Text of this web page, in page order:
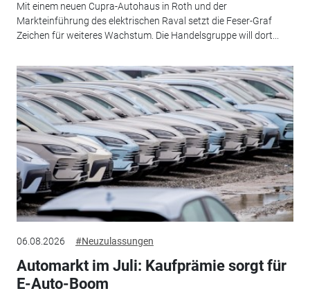
Mit einem neuen Cupra-Autohaus in Roth und der
Markteinführung des elektrischen Raval setzt die Feser-Graf
Zeichen für weiteres Wachstum. Die Handelsgruppe will dort...
06.08.2026 #Neuzulassungen
Automarkt im Juli: Kaufprämie sorgt für
E-Auto-Boom